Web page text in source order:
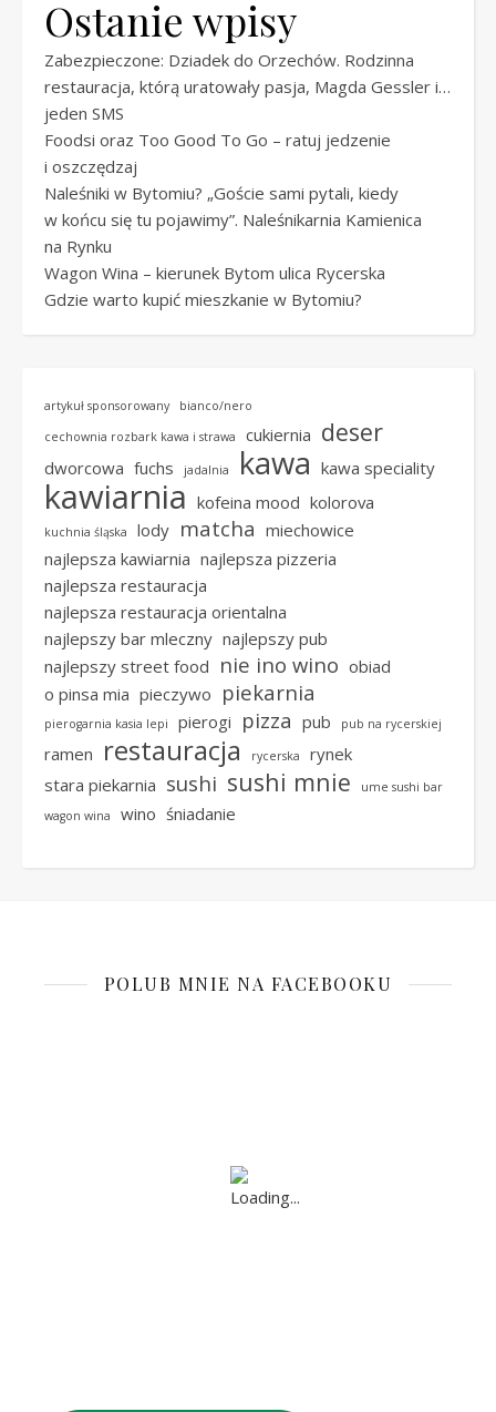
Ostanie wpisy
Zabezpieczone: Dziadek do Orzechów. Rodzinna
restauracja, którą uratowały pasja, Magda Gessler i…
jeden SMS
Foodsi oraz Too Good To Go – ratuj jedzenie
i oszczędzaj
Naleśniki w Bytomiu? „Goście sami pytali, kiedy
w końcu się tu pojawimy”. Naleśnikarnia Kamienica
na Rynku
Wagon Wina – kierunek Bytom ulica Rycerska
Gdzie warto kupić mieszkanie w Bytomiu?
artykuł sponsorowany
bianco/nero
cechownia rozbark kawa i strawa
cukiernia deser
dworcowa fuchs jadalnia kawa kawa speciality
kawiarnia kofeina mood kolorova
kuchnia śląska lody matcha miechowice
najlepsza kawiarnia najlepsza pizzeria
najlepsza restauracja
najlepsza restauracja orientalna
najlepszy bar mleczny najlepszy pub
najlepszy street food nie ino wino obiad
o pinsa mia pieczywo piekarnia
pierogarnia kasia lepi pierogi pizza pub pub na rycerskiej
ramen restauracja rycerska
rynek
stara piekarnia sushi sushi mnie
ume sushi bar
wagon wina
wino śniadanie
POLUB MNIE NA FACEBOOKU